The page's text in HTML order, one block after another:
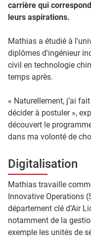
carrière qui
leurs aspirations.
Mathias a étudié à
diplômes d'ingénieur
civil en technologie
temps après.
« Naturellement, j’ai
décider à postuler »,
découvert le
dans ma volonté de
Digitalisation
Mathias travaille
Innovative Operations
département clé d’Air
notamment de la
exemple les unités de